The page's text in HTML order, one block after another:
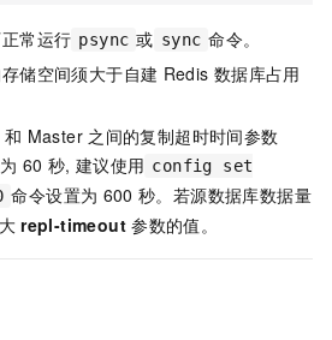
常运行 psync 或 sync 命令。
储空间须大于自建 Redis 数据库占用
和 Master 之间的复制超时时间参数
60 秒, 建议使用 config set
命令设置为 600 秒。若源数据库数据量
repl-timeout 参数的值。